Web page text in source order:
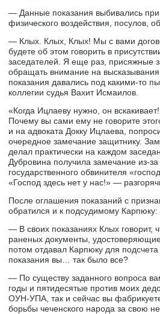
— Данные показания выбивались
физического воздействия, посулов,
— Клых. Клых, Клых! Мы с вами
будете об этом говорить в
заседателей. Я еще раз, присяжные
обращать внимание на
показания давались под какими-то
коллегии судья Вахит Исмаилов.
«Когда Ицлаеву нужно, он
Почему вы сами ему не говорите
и на адвоката Докку Ицлаева,
очередное замечание защитнику.
делал практически на каждом
Дубровина получила замечание из-за
государственного обвинителя
«Господ здесь нет у нас!» —
После оглашения показаний с
обратился и к подсудимому Карпюку:
— В своих показаниях Клых говорит,
раненых документы,
потом отдавал Карпюку для
показания вы… так было все?
— По существу заданного вопроса
годы и пятидесятые против моих
ОУН-УПА, так и сейчас вы
борьбы чеченского народа за свою